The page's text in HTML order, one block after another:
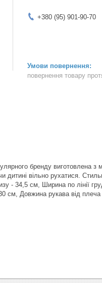
+380 (95) 901-90-70
повернення товару
бренду виготовлена
дитині вільно рухатися.
- 34,5 см, Ширина по лінії
см, Довжина рукава від